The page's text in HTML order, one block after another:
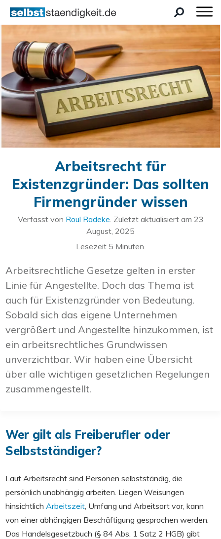
Arbeitsrecht für
Existenzgründer: Das sollten
Firmengründer wissen
Verfasst von Roul Radeke. Zuletzt aktualisiert am 23
August, 2025
Lesezeit 5 Minuten.
Arbeitsrechtliche Gesetze gelten in erster
Linie für Angestellte. Doch das Thema ist
auch für Existenzgründer von Bedeutung.
Sobald sich das eigene Unternehmen
vergrößert und Angestellte hinzukommen, ist
ein arbeitsrechtliches Grundwissen
unverzichtbar. Wir haben eine Übersicht
über alle wichtigen gesetzlichen Regelungen
zusammengestellt.
Wer gilt als Freiberufler oder
Selbstständiger?
Laut Arbeitsrecht sind Personen selbstständig, die
persönlich unabhängig arbeiten. Liegen Weisungen
hinsichtlich Arbeitszeit, Umfang und Arbeitsort vor, kann
von einer abhängigen Beschäftigung gesprochen werden.
Das Handelsgesetzbuch (§ 84 Abs. 1 Satz 2 HGB) gibt